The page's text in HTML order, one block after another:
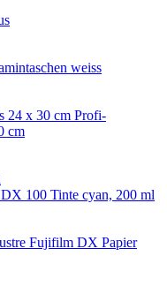
weiss
Profi-
cm
100 Tinte cyan, 200 ml
Fujifilm DX Papier